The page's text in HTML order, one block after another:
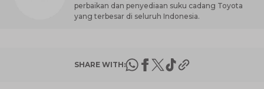
perbaikan dan penyediaan suku cadang Toyota
yang terbesar di seluruh Indonesia.
SHARE WITH: